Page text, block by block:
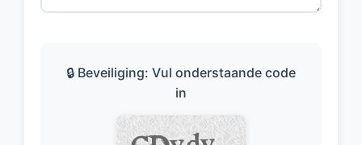
🔒 Beveiliging: Vul onderstaande code
in